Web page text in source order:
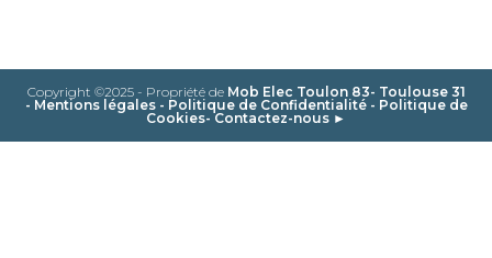
Copyright ©2025 - Propriété de Mob Elec Toulon 83- Toulouse 31
- Mentions légales- Politique de Confidentialité- Politique de
Cookies-Contactez-nous ►